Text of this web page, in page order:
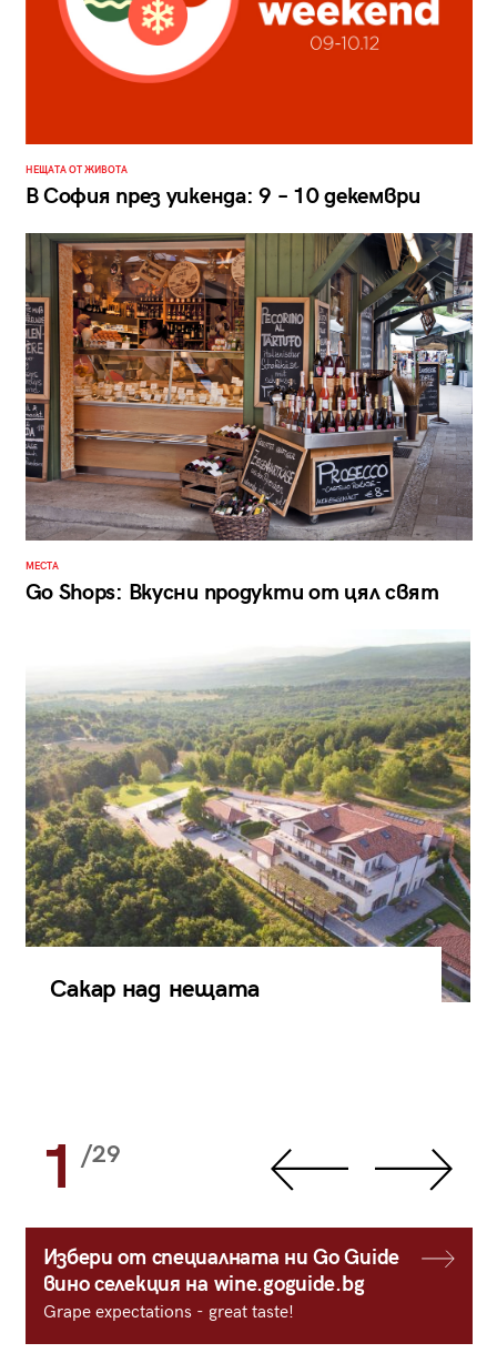
НЕЩАТА ОТ ЖИВОТА
В София през уикенда: 9 – 10 декември
МЕСТА
Go Shops: Вкусни продукти от цял свят
Сакар над нещата
1 /29
Избери от специалната ни Go Guide
вино селекция на wine.goguide.bg
Grape expectations - great taste!